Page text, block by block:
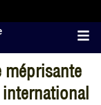
méprisante